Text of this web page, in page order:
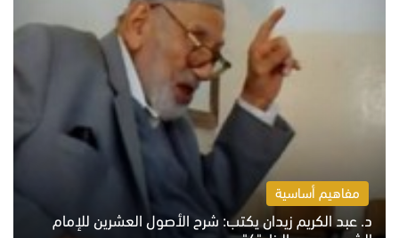
مفاهيم أساسية
د. عبد الكريم زيدان يكتب: شرح الأصول العشرين للإمام